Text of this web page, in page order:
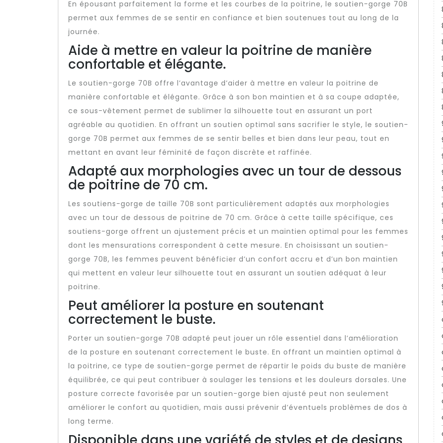
En épousant parfaitement la forme et les courbes de la poitrine, le soutien-gorge 70B
permet aux femmes de se sentir en confiance et bien soutenues tout au long de la
journée.
Aide à mettre en valeur la poitrine de manière
confortable et élégante.
Le soutien-gorge 70B offre l’avantage d’aider à mettre en valeur la poitrine de
manière confortable et élégante. Grâce à son bon maintien et à sa coupe adaptée,
ce sous-vêtement permet de sublimer la silhouette tout en assurant un port
agréable au quotidien. En offrant un soutien optimal sans sacrifier le style, le soutien-
gorge 70B permet aux femmes de se sentir belles et bien dans leur peau, tout en
mettant en avant leur féminité de façon discrète et raffinée.
Adapté aux morphologies avec un tour de dessous
de poitrine de 70 cm.
Les soutiens-gorge de taille 70B sont particulièrement adaptés aux morphologies
avec un tour de dessous de poitrine de 70 cm. Grâce à cette taille spécifique, ces
soutiens-gorge offrent un ajustement précis et un maintien optimal pour les femmes
dont les mensurations correspondent à cette mesure. En choisissant un soutien-
gorge 70B, les femmes peuvent bénéficier d’un confort accru et d’un bon maintien
qui mettent en valeur leur silhouette tout en assurant un soutien adéquat à leur
poitrine.
Peut améliorer la posture en soutenant
correctement le buste.
Porter un soutien-gorge 70B adapté peut jouer un rôle essentiel dans l’amélioration
de la posture en soutenant correctement le buste. En offrant un maintien optimal à
la poitrine, ce type de soutien-gorge permet de répartir le poids du buste de manière
équilibrée, ce qui peut contribuer à soulager les tensions et les douleurs dorsales. Une
posture correcte favorisée par un soutien-gorge bien ajusté peut non seulement
améliorer le confort au quotidien, mais aussi prévenir d’éventuels problèmes de dos à
long terme.